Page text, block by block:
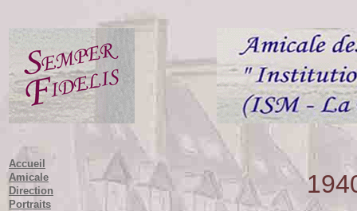
Accueil
Amicale
Direction
Portraits